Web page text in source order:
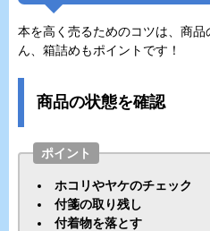
本を高く売るためのコツは、商
ん、箱詰めもポイントです！
商品の状態を確認
ポイント
ホコリやヤケのチェック
付箋の取り残し
付着物を落とす